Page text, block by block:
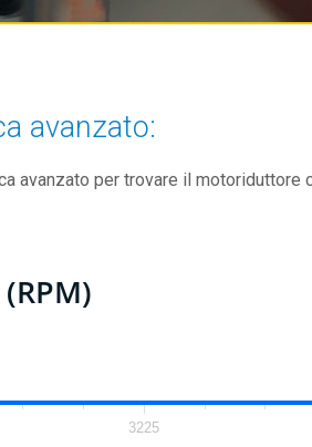
avanzato:
avanzato per trovare il motoriduttore
3225